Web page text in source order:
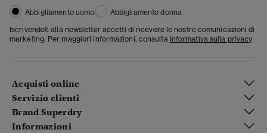
Abbigliamento uomo
Abbigliamento donna
Iscrivendoti alla newsletter accetti di ricevere le nostre comunicazioni di
marketing. Per maggiori informazioni, consulta Informativa sulla privacy
Acquisti online
Servizio clienti
Brand Superdry
Informazioni